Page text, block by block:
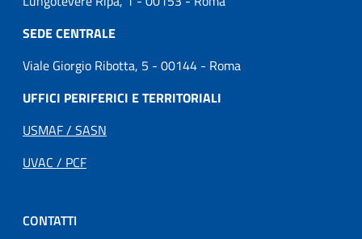
SEDE CENTRALE
Viale Giorgio Ribotta, 5 - 00144 - Roma
UFFICI PERIFERICI E TERRITORIALI
USMAF / SASN
UVAC / PCF
CONTATTI